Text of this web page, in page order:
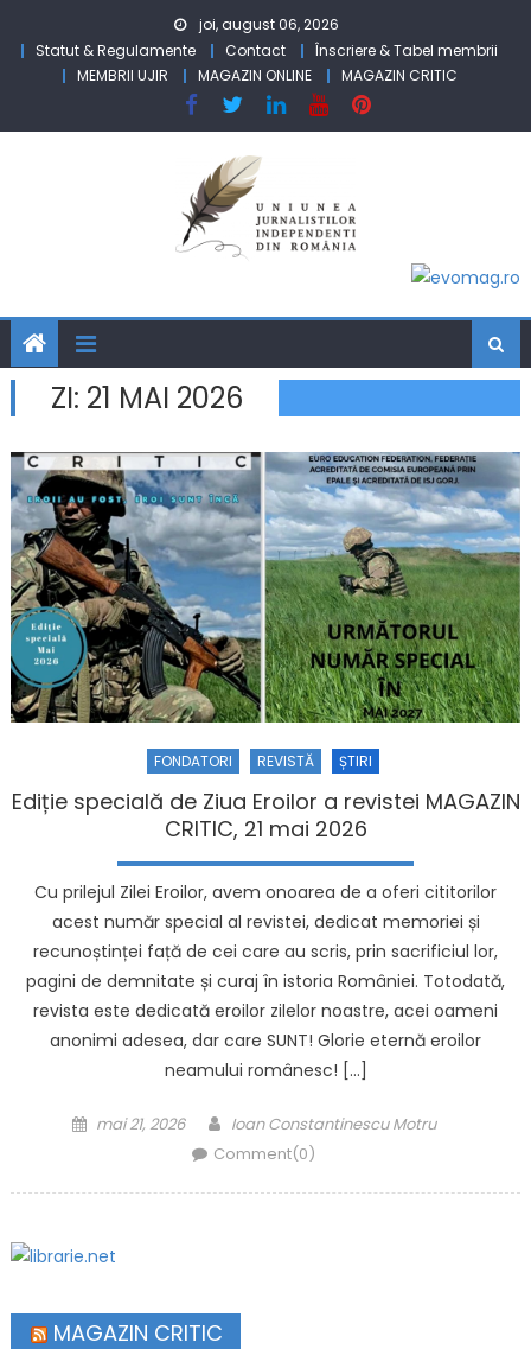
joi, august 06, 2026
Statut & Regulamente
Contact
Înscriere & Tabel membrii
MEMBRII UJIR
MAGAZIN ONLINE MAGAZIN CRITIC
ZI: 21 MAI 2026
FONDATORI REVISTĂ ȘTIRI
Ediție specială de Ziua Eroilor a revistei MAGAZIN
CRITIC, 21 mai 2026
Cu prilejul Zilei Eroilor, avem onoarea de a oferi cititorilor
acest număr special al revistei, dedicat memoriei și
recunoștinței față de cei care au scris, prin sacrificiul lor,
pagini de demnitate și curaj în istoria României. Totodată,
revista este dedicată eroilor zilelor noastre, acei oameni
anonimi adesea, dar care SUNT! Glorie eternă eroilor
neamului românesc! […]
Posted on
mai 21, 2026 Author
Ioan Constantinescu Motru
Comment(0)
MAGAZIN CRITIC